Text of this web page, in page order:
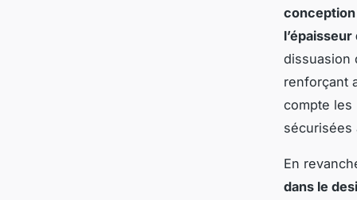
conception
dissuasion
renforçant
compte les
sécurisées
En
dans le